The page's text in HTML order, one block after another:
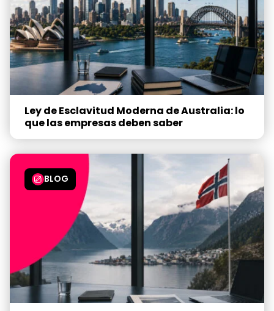
Ley de Esclavitud Moderna de Australia: lo
que las empresas deben saber
BLOG